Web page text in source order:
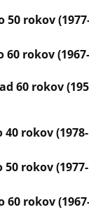
50 rokov
60 rokov
60 rokov
40 rokov
50 rokov
60 rokov